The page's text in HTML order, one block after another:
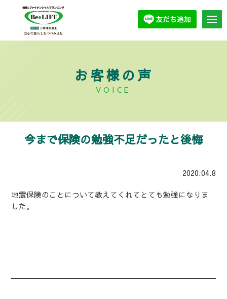
お客様の声
VOICE
今まで保険の勉強不足だったと後悔
2020.04.8
地震保険のことについて教えてくれてとても勉強になりま
した。